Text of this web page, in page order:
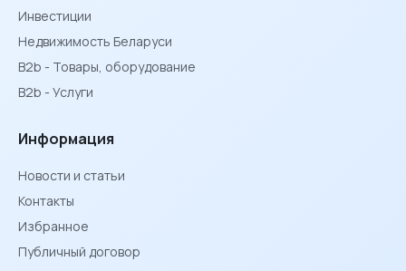
Инвестиции
Недвижимость Беларуси
B2b - Товары, оборудование
B2b - Услуги
Информация
Новости и статьи
Контакты
Избранное
Публичный договор